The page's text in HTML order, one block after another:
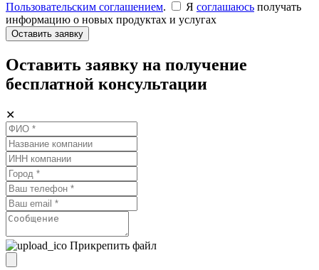
Пользовательским соглашением. Я соглашаюсь получать
информацию о новых продуктах и услугах
Оставить заявку
Оставить заявку на получение
бесплатной консультации
✕
Прикрепить файл